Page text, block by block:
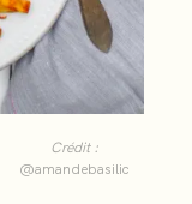
Crédit :
@amandebasilic